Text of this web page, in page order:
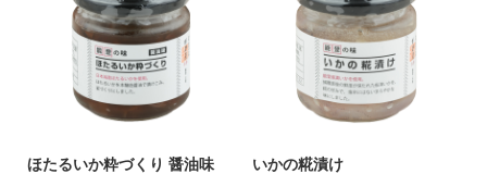
ほたるいか粋づくり 醤油味 いかの糀漬け